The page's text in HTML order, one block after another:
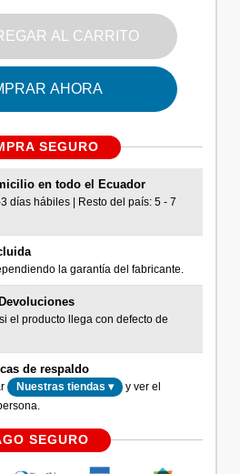
AL CARRITO
AHORA
SEGURO
en todo el Ecuador
días hábiles | Resto del país: 5 - 7
la garantía del fabricante.
el producto llega con defecto de
de respaldo
Nuestras tiendas ▾
y ver el
SEGURO